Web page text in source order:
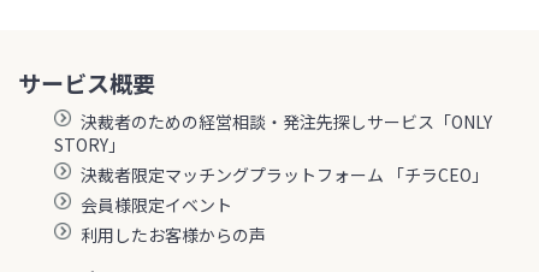
サービス概要
決裁者のための経営相談・発注先探しサービス「ONLY
STORY」
決裁者限定マッチングプラットフォーム 「チラCEO」
会員様限定イベント
利用したお客様からの声